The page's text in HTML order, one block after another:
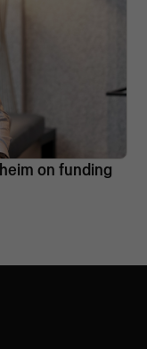
on funding